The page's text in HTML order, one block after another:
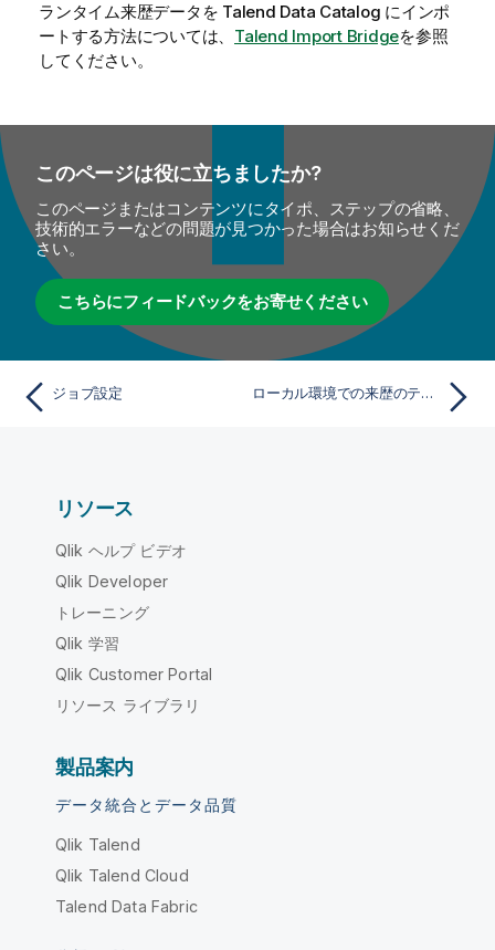
ランタイム来歴データを Talend Data Catalog にインポ
ートする方法については、 Talend Import Bridgeを参照
してください。
このページは役に立ちましたか?
このページまたはコンテンツにタイポ、ステップの省略、
技術的エラーなどの問題が見つかった場合はお知らせくだ
さい。
こちらにフィードバックをお寄せください
ジョブ設定 ローカル環境での来歴のテスト
リソース
Qlik ヘルプ ビデオ
Qlik Developer
トレーニング
Qlik 学習
Qlik Customer Portal
リソース ライブラリ
製品案内
データ統合とデータ品質
Qlik Talend
Qlik Talend Cloud
Talend Data Fabric